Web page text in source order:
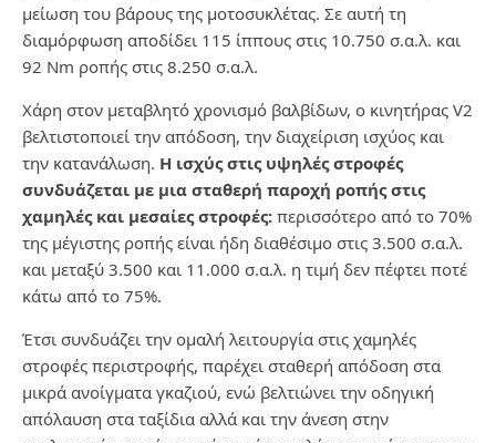
μείωση του βάρους της μοτοσυκλέτας. Σε αυτή τη
διαμόρφωση αποδίδει 115 ίππους στις 10.750 σ.α.λ. και
92 Nm ροπής στις 8.250 σ.α.λ.
Χάρη στον μεταβλητό χρονισμό βαλβίδων, ο κινητήρας V2
βελτιστοποιεί την απόδοση, την διαχείριση ισχύος και
την κατανάλωση. Η ισχύς στις υψηλές στροφές
συνδυάζεται με μια σταθερή παροχή ροπής στις
χαμηλές και μεσαίες στροφές: περισσότερο από το 70%
της μέγιστης ροπής είναι ήδη διαθέσιμο στις 3.500 σ.α.λ.
και μεταξύ 3.500 και 11.000 σ.α.λ. η τιμή δεν πέφτει ποτέ
κάτω από το 75%.
Έτσι συνδυάζει την ομαλή λειτουργία στις χαμηλές
στροφές περιστροφής, παρέχει σταθερή απόδοση στα
μικρά ανοίγματα γκαζιού, ενώ βελτιώνει την οδηγική
απόλαυση στα ταξίδια αλλά και την άνεση στην